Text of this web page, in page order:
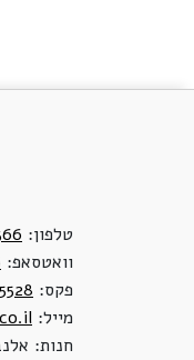
טלפון:
וואטסאפ:
פקס:
מייל:
חנות: אלנבי 33 תל